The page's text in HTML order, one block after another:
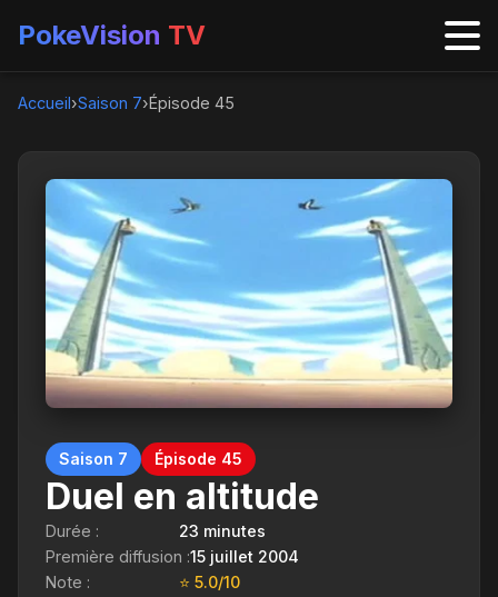
PokeVision TV
Accueil›Saison 7›Épisode 45
Saison 7 Épisode 45
Duel en altitude
Durée :
23 minutes
Première diffusion :15 juillet 2004
Note :
⭐ 5.0/10